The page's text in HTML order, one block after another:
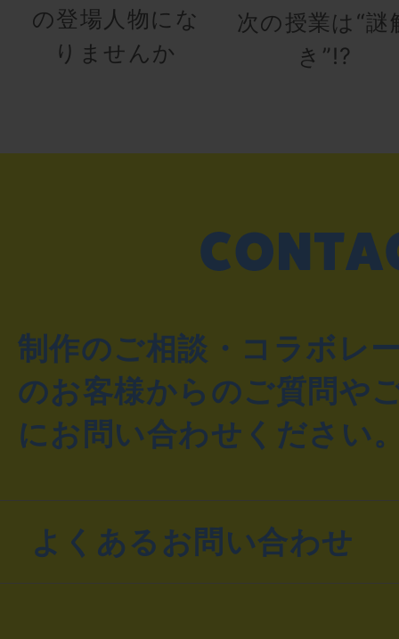
の登場人物にな
りませんか
次の授業は“謎
き”!?
制作のご相談・コラボレ
のお客様からのご質問や
にお問い合わせください
よくあるお問い合わせ